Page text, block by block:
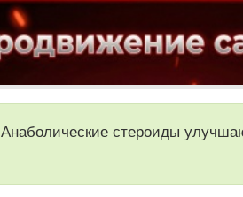
Анаболические стероиды